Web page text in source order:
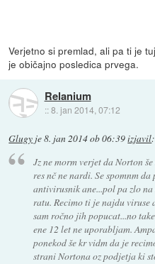
Verjetno si premlad, ali pa ti je
je običajno posledica prvega.
Relanium
::8. jan 2014, 07:12
Glugy je8. jan 2014 ob 06:39izjavil:
Jz ne morm verjet da Norton
res nč ne nardi. Se spomnm
antivirusnik ane...pol pa zlo
ratu. Recimo ti je najdu
sam ročno jih popucat...no
ene 12 let ne uporabljam.
ponekod še kr vidm da je
strani Nortona oz podjetja ki